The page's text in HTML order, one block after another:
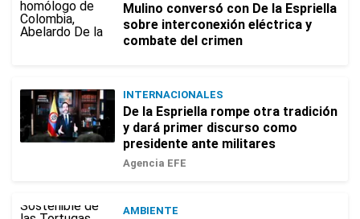
Mulino conversó con De la Espriella
sobre interconexión eléctrica y
combate del crimen
INTERNACIONALES
De la Espriella rompe otra tradición
y dará primer discurso como
presidente ante militares
Agencia EFE
AMBIENTE